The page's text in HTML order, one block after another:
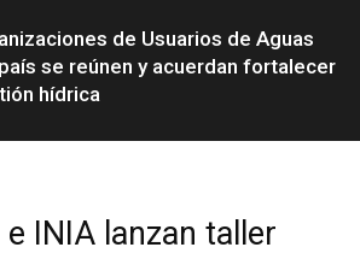
de Usuarios de Aguas
se reúnen y acuerdan fortalecer
hídrica
e INIA lanzan taller